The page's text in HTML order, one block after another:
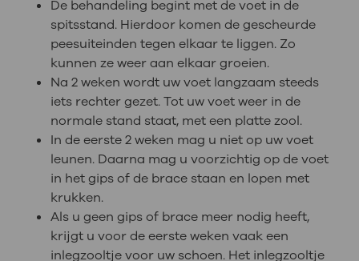
De behandeling begint met de voet in de
spitsstand. Hierdoor komen de gescheurde
peesuiteinden tegen elkaar te liggen. Zo
kunnen ze weer aan elkaar groeien.
Na 2 weken wordt uw voet langzaam steeds
iets rechter gezet. Tot uw voet weer in de
normale stand staat, met een platte zool.
In de eerste 2 weken mag u niet op uw voet
leunen. Daarna mag u voorzichtig op de voet
in het gips of de brace staan en lopen met
krukken.
Als u geen gips of brace meer nodig heeft,
krijgt u voor de eerste weken vaak een
inlegzooltje voor uw schoen. Het inlegzooltje